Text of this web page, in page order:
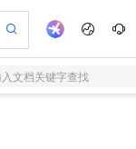
文档关键字查找
划